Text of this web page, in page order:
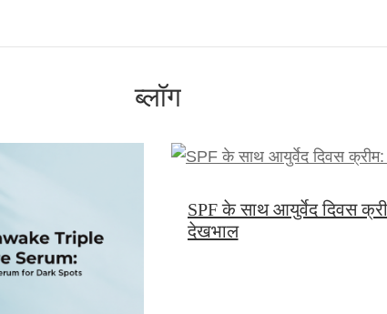
ब्लॉग
SPF के साथ आयुर्वेद दिवस
देखभाल